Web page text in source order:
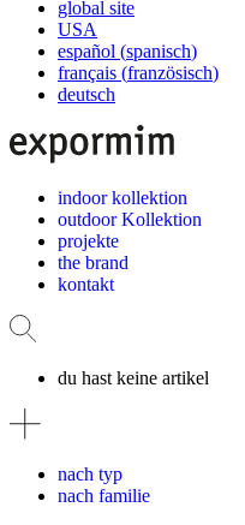
global site
USA
español (spanisch)
français (französisch)
deutsch
indoor kollektion
outdoor Kollektion
projekte
the brand
kontakt
du hast keine artikel
nach typ
nach familie